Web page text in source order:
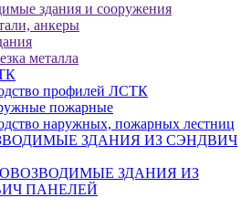
здания и сооружения
анкеры
металла
профилей ЛСТК
пожарные
наружных, пожарных лестниц
ЗДАНИЯ ИЗ СЭНДВИЧ
ЗДАНИЯ ИЗ
ПАНЕЛЕЙ